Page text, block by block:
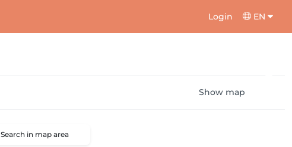
Login EN
Show map
Search in map area